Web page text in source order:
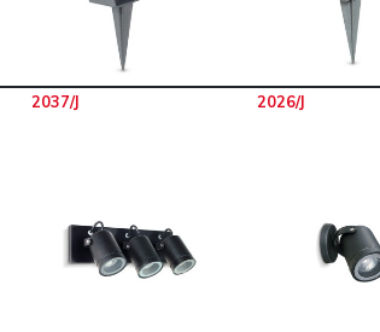
2037/J 2026/J